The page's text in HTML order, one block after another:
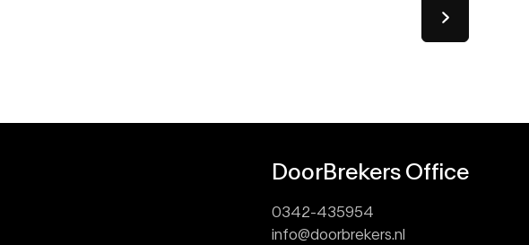
DoorBrekers Office
0342-435954
info@doorbrekers.nl